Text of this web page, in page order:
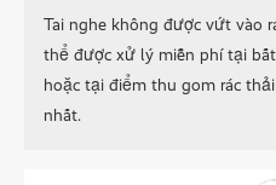
Tai nghe không được vứt vào
thể được xử lý miễn phí tại
hoặc tại điểm thu gom rác
nhất.